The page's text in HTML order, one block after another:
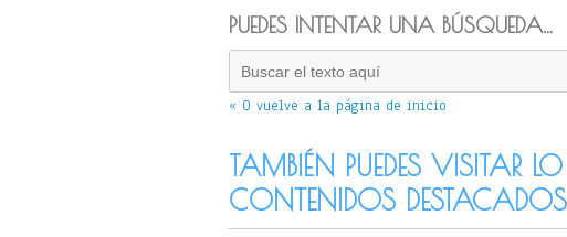
PUEDES INTENTAR UNA BÚSQUEDA...
« O vuelve a la página de inicio
TAMBIÉN PUEDES VISITAR
CONTENIDOS DESTACADOS